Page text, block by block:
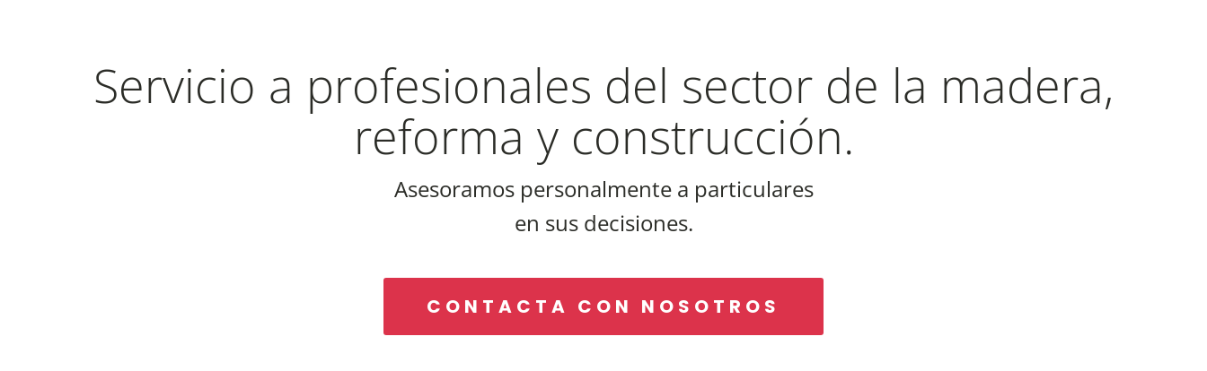
Servicio a profesionales del sector de la madera,
reforma y construcción.
Asesoramos personalmente a particulares
en sus decisiones.
CONTACTA CON NOSOTROS